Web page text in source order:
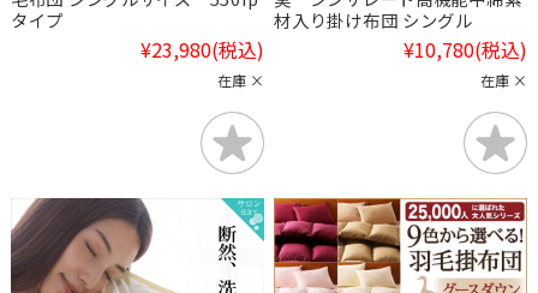
タイプ
¥23,980(税込)
在庫 ×
材入り掛け布団 シングル
¥10,780(税込)
在庫 ×